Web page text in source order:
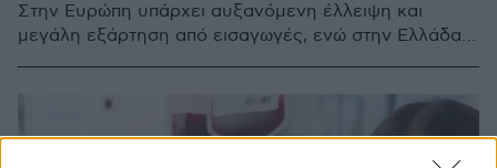
Στην Ευρώπη υπάρχει αυξανόμενη έλλειψη και
μεγάλη εξάρτηση από εισαγωγές, ενώ στην Ελλάδα